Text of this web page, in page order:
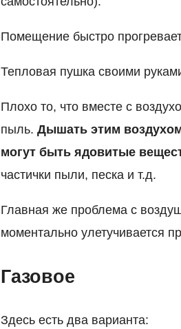
Помещение быстро
Тепловая пушка своими
Плохо то, что вместе с
пыль. Дышать этим
могут быть ядовитые
частички пыли, песка и т.д.
Главная же проблема с
моментально улетучивается
Газовое
Здесь есть два варианта: